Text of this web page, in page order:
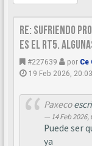
Re: Sufriendo
es el RT5.
#227639 por Ce
19 Feb 2026, 20:03
Paxeco
14 Feb 2026,
Puede ser
ya